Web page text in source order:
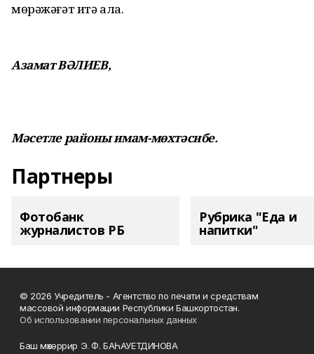
мөрәжәғәт итә ала.
Азамат ВӘЛИЕВ,
Мәсетле районы имам-мөхтәсибе.
Партнеры
Фотобанк
журналистов РБ
Рубрика "Еда и
напитки"
© 2026 Учредитель - Агентство по печати и средствам
массовой информации Республики Башкортостан.
Об использовании персональных данных
Баш мөхәррир Э. Ф. БАҺАУЕТДИНОВА